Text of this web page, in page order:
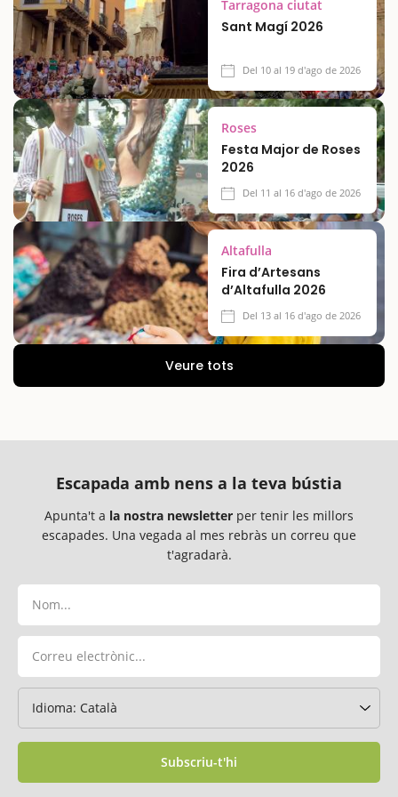
Tarragona ciutat
Sant Magí 2026
Del 10 al 19 d'ago de 2026
Roses
Festa Major de Roses
2026
Del 11 al 16 d'ago de 2026
Altafulla
Fira d’Artesans
d’Altafulla 2026
Del 13 al 16 d'ago de 2026
Veure tots
Escapada amb nens a la teva bústia
Apunta't a la nostra newsletter per tenir les millors
escapades. Una vegada al mes rebràs un correu que
t'agradarà.
Subscriu-t'hi